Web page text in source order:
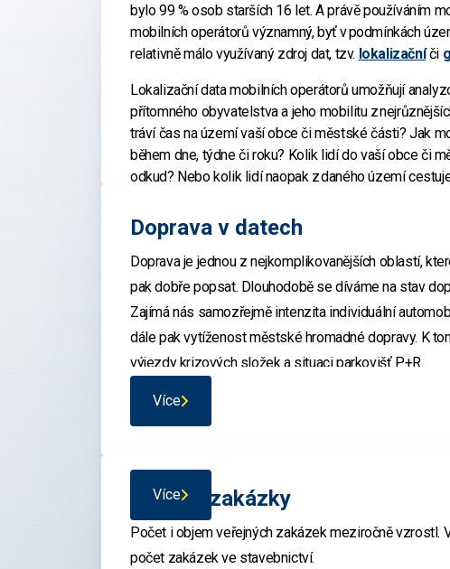
bylo 99 % osob starších 16 let. A právě používáním
mobilních operátorů významný, byť v podmínkách
relativně málo využívaný zdroj dat, tzv. lokalizačníči
Lokalizační data mobilních operátorů umožňují
přítomného obyvatelstva a jeho mobilitu z
tráví čas na území vaší obce či městské části? Jak
během dne, týdne či roku? Kolik lidí do vaší obce či
odkud? Nebo kolik lidí naopak z daného území
rozhodující, odkud lidé k jednotlivým stanicím metra
po výstupu z metra namířeno? Na to vše vám můžou
operátorů poskytnout odpověď.
Každá městská část v Praze získá přehled o tom,
v daném místě vyskytuje, jak je místní
s dojížďkou za prací, školou či dalšími službami či
Vedení místních samospráv tyto informace mohou
plánování a efektivnější směřování veřejných
Podrobná znalost počtu reálně přítomného
celého dne, stejně jako mobility obyvatelstva,
Více
Doprava v datech
Doprava je jednou z nejkomplikovanějších oblastí,
pak dobře popsat. Dlouhodobě se díváme na stav
Zajímá nás samozřejmě intenzita individuální
dále pak vytíženost městské hromadné dopravy. K
výjezdy krizových složek a situaci parkovišť P+R.
Více
Veřejné zakázky
Počet i objem veřejných zakázek meziročně vzrostl.
počet zakázek ve stavebnictví.